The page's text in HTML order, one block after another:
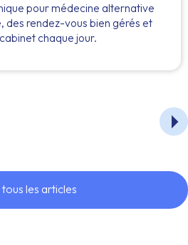
pour médecine alternative
des rendez-vous bien gérés et
chaque jour.
les articles